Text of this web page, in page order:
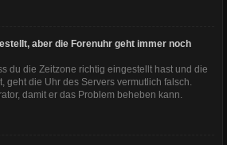
aber die Forenuhr geht immer noch
du die Zeitzone richtig eingestellt hast und die
geht die Uhr des Servers vermutlich falsch.
damit er das Problem beheben kann.